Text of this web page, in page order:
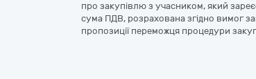
про закупівлю з учасником, який
сума ПДВ, розрахована згідно вимог
пропозиції переможця процедури